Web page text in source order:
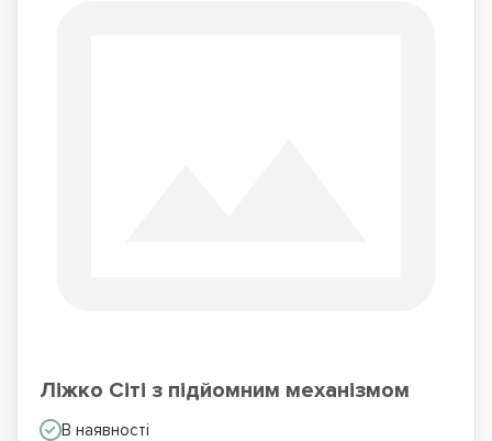
Ліжко Сіті з підйомним механізмом
В наявності